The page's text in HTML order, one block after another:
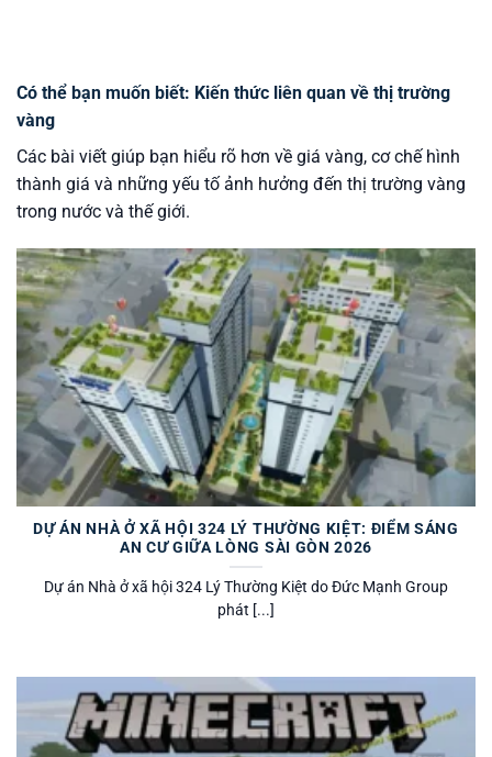
Có thể bạn muốn biết: Kiến thức liên quan về thị trường
vàng
Các bài viết giúp bạn hiểu rõ hơn về giá vàng, cơ chế hình
thành giá và những yếu tố ảnh hưởng đến thị trường vàng
trong nước và thế giới.
DỰ ÁN NHÀ Ở XÃ HỘI 324 LÝ THƯỜNG KIỆT: ĐIỂM SÁNG
AN CƯ GIỮA LÒNG SÀI GÒN 2026
Dự án Nhà ở xã hội 324 Lý Thường Kiệt do Đức Mạnh Group
phát [...]